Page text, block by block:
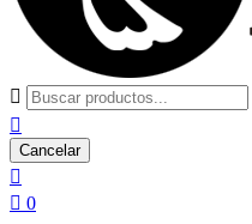


Cancelar

 0